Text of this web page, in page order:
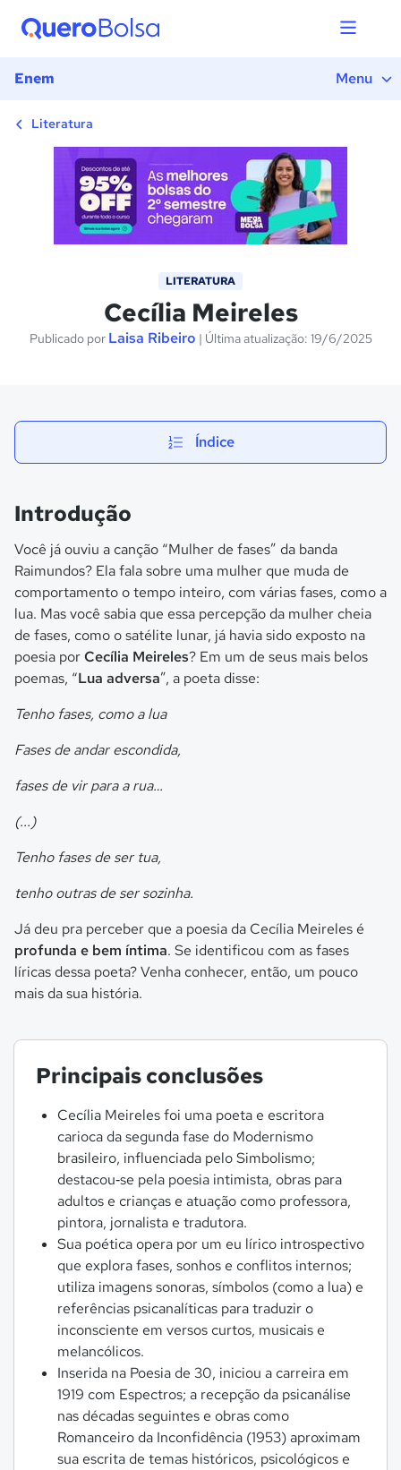
Enem Menu
Literatura
LITERATURA
Cecília Meireles
Publicado por Laisa Ribeiro | Última atualização: 19/6/2025
Índice
1) Introdução
3) Poesia intimista
5) A bailarina
7) Exercícios
Introdução
Você já ouviu a canção “Mulher de fases” da banda
Raimundos? Ela fala sobre uma mulher que muda de
comportamento o tempo inteiro, com várias fases, como a
lua. Mas você sabia que essa percepção da mulher cheia
de fases, como o satélite lunar, já havia sido exposto na
poesia porCecília Meireles? Em um de seus mais belos
poemas, “Lua adversa”, a poeta disse:
Tenho fases, como a lua
Fases de andar escondida,
fases de vir para a rua…
(...)
Tenho fases de ser tua,
tenho outras de ser sozinha.
Já deu pra perceber que a poesia da Cecília Meireles é
profunda e bem íntima. Se identificou com as fases
líricas dessa poeta? Venha conhecer, então, um pouco
mais da sua história.
Principais conclusões
Cecília Meireles foi uma poeta e escritora
carioca da segunda fase do Modernismo
brasileiro, influenciada pelo Simbolismo;
destacou‑se pela poesia intimista, obras para
adultos e crianças e atuação como professora,
pintora, jornalista e tradutora.
Sua poética opera por um eu lírico introspectivo
que explora fases, sonhos e conflitos internos;
utiliza imagens sonoras, símbolos (como a lua) e
referências psicanalíticas para traduzir o
inconsciente em versos curtos, musicais e
melancólicos.
Inserida na Poesia de 30, iniciou a carreira em
1919 com Espectros; a recepção da psicanálise
nas décadas seguintes e obras como
Romanceiro da Inconfidência (1953) aproximam
sua escrita de temas históricos, psicológicos e